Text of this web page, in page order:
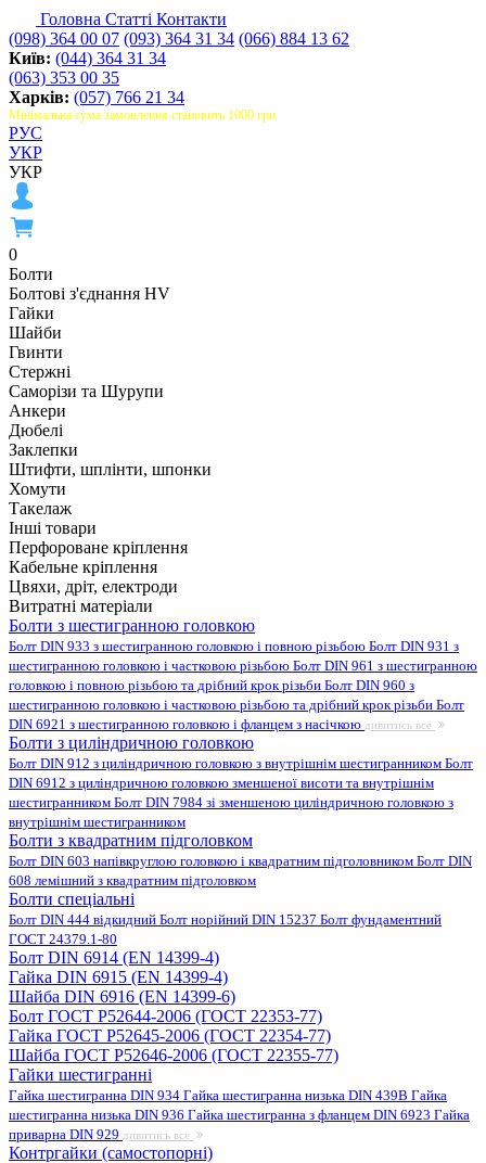
Головна Статті Контакти
(098) 364 00 07 (093) 364 31 34 (066) 884 13 62
Київ: (044) 364 31 34
(063) 353 00 35
Харків: (057) 766 21 34
Мінімальна сума замовлення становить 1000 грн
РУС
УКР
УКР
0
Болти
Болтові з'єднання HV
Гайки
Шайби
Гвинти
Стержні
Саморізи та Шурупи
Анкери
Дюбелі
Заклепки
Штифти, шплінти, шпонки
Хомути
Такелаж
Інші товари
Перфороване кріплення
Кабельне кріплення
Цвяхи, дріт, електроди
Витратні матеріали
Болти з шестигранною головкою
Болт DIN 933 з шестигранною головкою і повною різьбою Болт DIN 931 з
шестигранною головкою і частковою різьбою Болт DIN 961 з шестигранною
головкою і повною різьбою та дрібний крок різьби Болт DIN 960 з
шестигранною головкою і частковою різьбою та дрібний крок різьби Болт
DIN 6921 з шестигранною головкою і фланцем з насічкою дивитись все
Болти з циліндричною головкою
Болт DIN 912 з циліндричною головкою з внутрішнім шестигранником Болт
DIN 6912 з циліндричною головкою зменшеної висоти та внутрішнім
шестигранником Болт DIN 7984 зі зменшеною циліндричною головкою з
внутрішнім шестигранником
Болти з квадратним підголовком
Болт DIN 603 напівкруглою головкою і квадратним підголовником Болт DIN
608 лемішний з квадратним підголовком
Болти спеціальні
Болт DIN 444 відкидний Болт норійний DIN 15237 Болт фундаментний
ГОСТ 24379.1-80
Болт DIN 6914 (EN 14399-4)
Гайка DIN 6915 (EN 14399-4)
Шайба DIN 6916 (EN 14399-6)
Болт ГОСТ Р52644-2006 (ГОСТ 22353-77)
Гайка ГОСТ Р52645-2006 (ГОСТ 22354-77)
Шайба ГОСТ Р52646-2006 (ГОСТ 22355-77)
Гайки шестигранні
Гайка шестигранна DIN 934 Гайка шестигранна низька DIN 439B Гайка
шестигранна низька DIN 936 Гайка шестигранна з фланцем DIN 6923 Гайка
приварна DIN 929 дивитись все
Контргайки (самостопорні)